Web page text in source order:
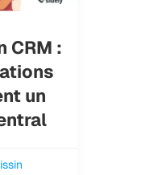
CRM :
un